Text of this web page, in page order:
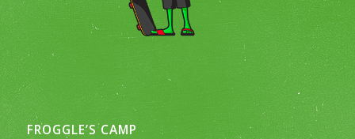
FROGGLE’S CAMP